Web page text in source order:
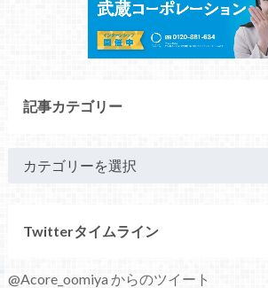
記事カテゴリー
Twitterタイムライン
@Acore_oomiya からのツイート